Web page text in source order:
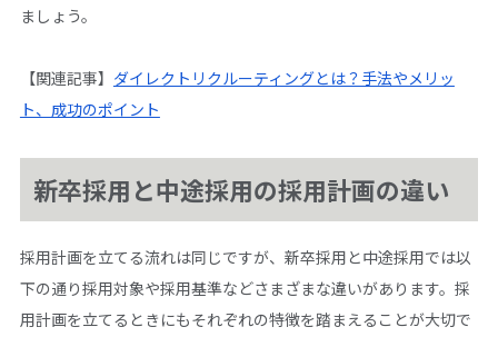
ましょう。
【関連記事】 ダイレクトリクルーティングとは？手法やメリッ
ト、成功のポイント
新卒採用と中途採用の採用計画の違い
採用計画を立てる流れは同じですが、新卒採用と中途採用では以
下の通り採用対象や採用基準などさまざまな違いがあります。採
用計画を立てるときにもそれぞれの特徴を踏まえることが大切で